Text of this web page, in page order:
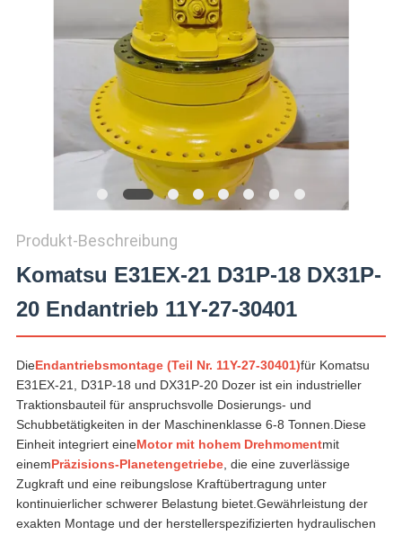
Produkt-Beschreibung
Komatsu E31EX-21 D31P-18 DX31P-
20 Endantrieb 11Y-27-30401
DieEndantriebsmontage (Teil Nr. 11Y-27-30401)für Komatsu
E31EX-21, D31P-18 und DX31P-20 Dozer ist ein industrieller
Traktionsbauteil für anspruchsvolle Dosierungs- und
Schubbetätigkeiten in der Maschinenklasse 6-8 Tonnen.Diese
Einheit integriert eineMotor mit hohem Drehmomentmit
einemPräzisions-Planetengetriebe, die eine zuverlässige
Zugkraft und eine reibungslose Kraftübertragung unter
kontinuierlicher schwerer Belastung bietet.Gewährleistung der
exakten Montage und der herstellerspezifizierten hydraulischen